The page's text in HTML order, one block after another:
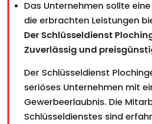
Das Unternehmen sollte
die erbrachten Leistungen
Der Schlüsseldienst
Zuverlässig und
Der Schlüsseldienst
seriöses Unternehmen mit
Gewerbeerlaubnis. Die
Schlüsseldienstes sind